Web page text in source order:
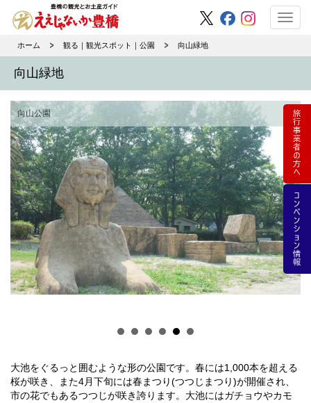
ホーム 観る｜観光スポット｜公園 向山緑地
向山緑地
向山公園
大池をぐるっと囲むような形の公園です。春には1,000本を超える
桜が咲き、また4月下旬には春まつり(つつじまつり)が開催され、
市の花でもあるつつじが咲き誇ります。大池にはガチョウやカモ